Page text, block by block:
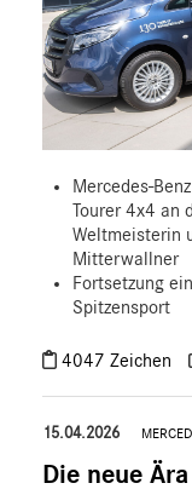
Mercedes-
Tourer 4x4 an
Weltmeisterin
Mitterwallner
Fortsetzung
Spitzensport
4047 Zeichen
15.04.2026
Die neue